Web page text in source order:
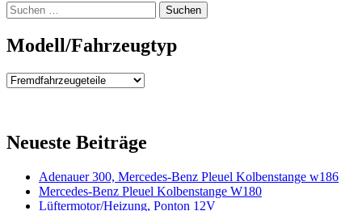
Suchen
nach:
Modell/Fahrzeugtyp
Modell/Fahrzeugtyp
Neueste Beiträge
Adenauer 300, Mercedes-Benz Pleuel Kolbenstange w186
Mercedes-Benz Pleuel Kolbenstange W180
Lüftermotor/Heizung, Ponton 12V